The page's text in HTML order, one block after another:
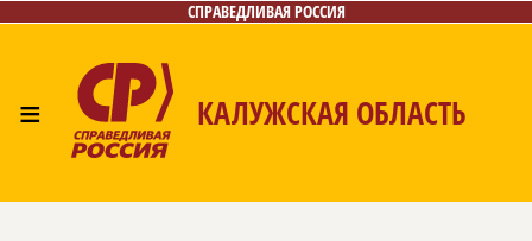
СПРАВЕДЛИВАЯ РОССИЯ
≡ КАЛУЖСКАЯ ОБЛАСТЬ